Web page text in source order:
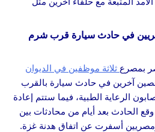
في حادث سيارة قرب شرم
بمصرع ثلاثة موظفين في الديوان
آخرين في حادث سيارة بالقرب
الرعاية الطبية، فيما ستتم إعادة
الحادث بعد أيام من محادثات بين
أسفرت عن اتفاق هدنة غزة.